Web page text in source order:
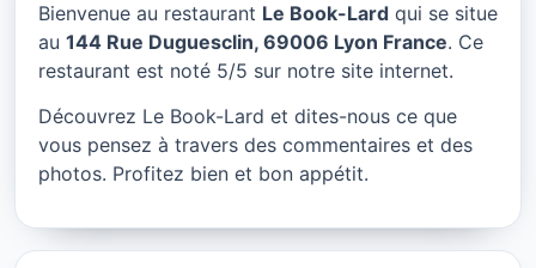
Le Book-Lard à Lyon
★ 5/5
Bienvenue au restaurant Le Book-Lard qui se situe
au 144 Rue Duguesclin, 69006 Lyon France. Ce
restaurant est noté 5/5 sur notre site internet.
Découvrez Le Book-Lard et dites-nous ce que
vous pensez à travers des commentaires et des
photos. Profitez bien et bon appétit.